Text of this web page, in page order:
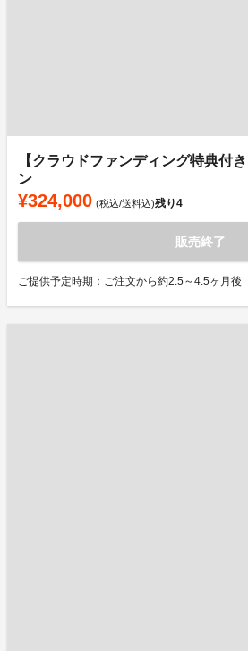
【クラウドファンディング特典付
ン
¥324,000 (税込/送料込)残り4
販売終了
ご提供予定時期：ご注文から約2.5～4.5ヶ月後